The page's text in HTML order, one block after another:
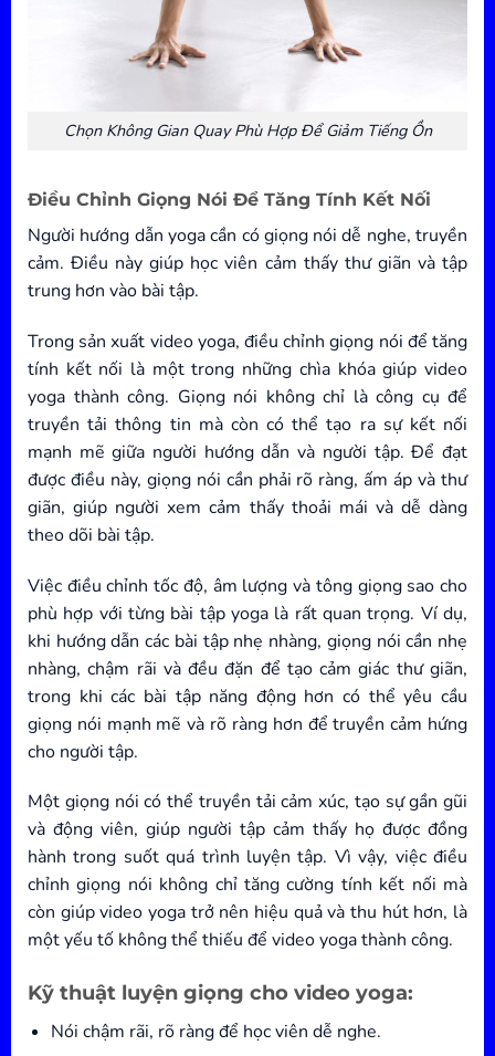
Chọn Không Gian Quay Phù Hợp Để Giảm Tiếng Ồn
Điều Chỉnh Giọng Nói Để Tăng Tính Kết Nối
Người hướng dẫn yoga cần có giọng nói dễ nghe, truyền
cảm. Điều này giúp học viên cảm thấy thư giãn và tập
trung hơn vào bài tập.
Trong sản xuất video yoga, điều chỉnh giọng nói để tăng
tính kết nối là một trong những chìa khóa giúp video
yoga thành công. Giọng nói không chỉ là công cụ để
truyền tải thông tin mà còn có thể tạo ra sự kết nối
mạnh mẽ giữa người hướng dẫn và người tập. Để đạt
được điều này, giọng nói cần phải rõ ràng, ấm áp và thư
giãn, giúp người xem cảm thấy thoải mái và dễ dàng
theo dõi bài tập.
Việc điều chỉnh tốc độ, âm lượng và tông giọng sao cho
phù hợp với từng bài tập yoga là rất quan trọng. Ví dụ,
khi hướng dẫn các bài tập nhẹ nhàng, giọng nói cần nhẹ
nhàng, chậm rãi và đều đặn để tạo cảm giác thư giãn,
trong khi các bài tập năng động hơn có thể yêu cầu
giọng nói mạnh mẽ và rõ ràng hơn để truyền cảm hứng
cho người tập.
Một giọng nói có thể truyền tải cảm xúc, tạo sự gần gũi
và động viên, giúp người tập cảm thấy họ được đồng
hành trong suốt quá trình luyện tập. Vì vậy, việc điều
chỉnh giọng nói không chỉ tăng cường tính kết nối mà
còn giúp video yoga trở nên hiệu quả và thu hút hơn, là
một yếu tố không thể thiếu để video yoga thành công.
Kỹ thuật luyện giọng cho video yoga:
Nói chậm rãi, rõ ràng để học viên dễ nghe.